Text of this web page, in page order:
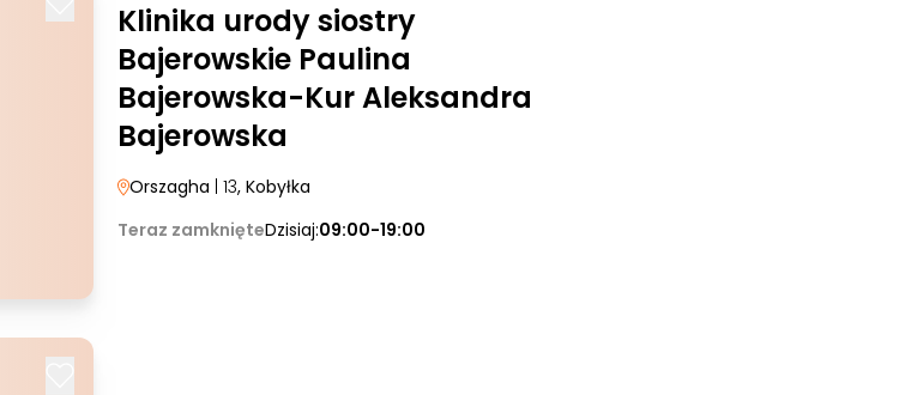
Klinika urody siostry
Bajerowskie Paulina
Bajerowska-Kur Aleksandra
Bajerowska
Orszagha | 13, Kobyłka
Teraz zamknięteDzisiaj:09:00-19:00